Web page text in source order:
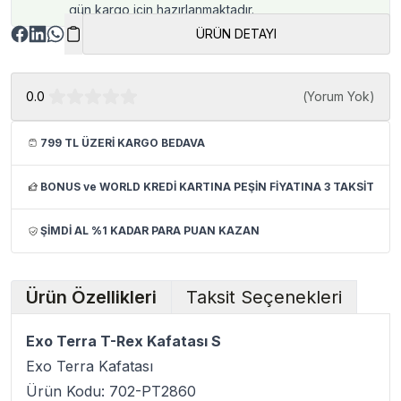
gün kargo için hazırlanmaktadır.
ÜRÜN DETAYI
0.0 (Yorum Yok)
799 TL ÜZERİ KARGO BEDAVA
BONUS ve WORLD KREDİ KARTINA PEŞİN FİYATINA 3 TAKSİT
ŞİMDİ AL %1 KADAR PARA PUAN KAZAN
Ürün Özellikleri Taksit Seçenekleri
Exo Terra T-Rex Kafatası S
Exo Terra Kafatası
Ürün Kodu: 702-PT2860